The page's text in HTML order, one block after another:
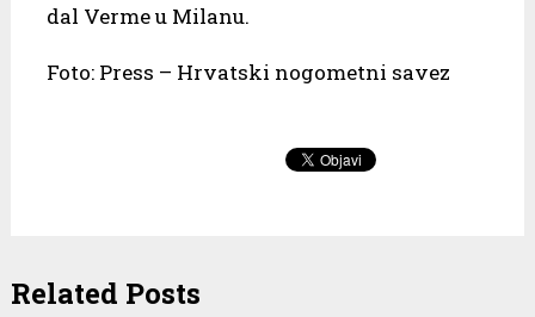
dal Verme u Milanu.
Foto: Press – Hrvatski nogometni savez
Related Posts